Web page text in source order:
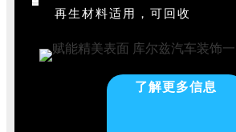
再生材料适用，可回收
了解更多信息